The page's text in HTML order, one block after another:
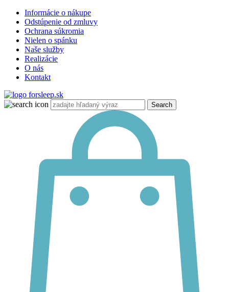
Informácie o nákupe
Odstúpenie od zmluvy
Ochrana súkromia
Nielen o spánku
Naše služby
Realizácie
O nás
Kontakt